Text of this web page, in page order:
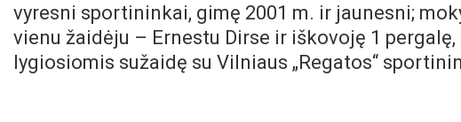
vyresni sportininkai, gimę 2001 m. ir jaunesni;
vienu žaidėju – Ernestu Dirse ir iškovoję 1
lygiosiomis sužaidę su Vilniaus „Regatos“